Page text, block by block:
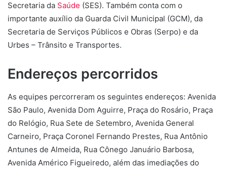
Secretaria da Saúde (SES). Também conta com o
importante auxílio da Guarda Civil Municipal (GCM), da
Secretaria de Serviços Públicos e Obras (Serpo) e da
Urbes – Trânsito e Transportes.
Endereços percorridos
As equipes percorreram os seguintes endereços: Avenida
São Paulo, Avenida Dom Aguirre, Praça do Rosário, Praça
do Relógio, Rua Sete de Setembro, Avenida General
Carneiro, Praça Coronel Fernando Prestes, Rua Antônio
Antunes de Almeida, Rua Cônego Januário Barbosa,
Avenida Américo Figueiredo, além das imediações do